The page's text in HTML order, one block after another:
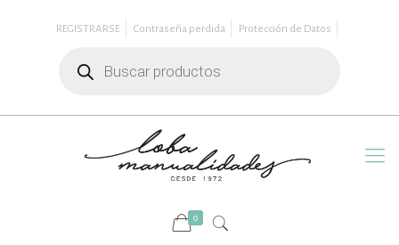
REGISTRARSE Contraseña perdida
Protección de Datos
productos
0